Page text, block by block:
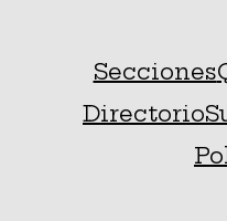
Secciones
Directorio